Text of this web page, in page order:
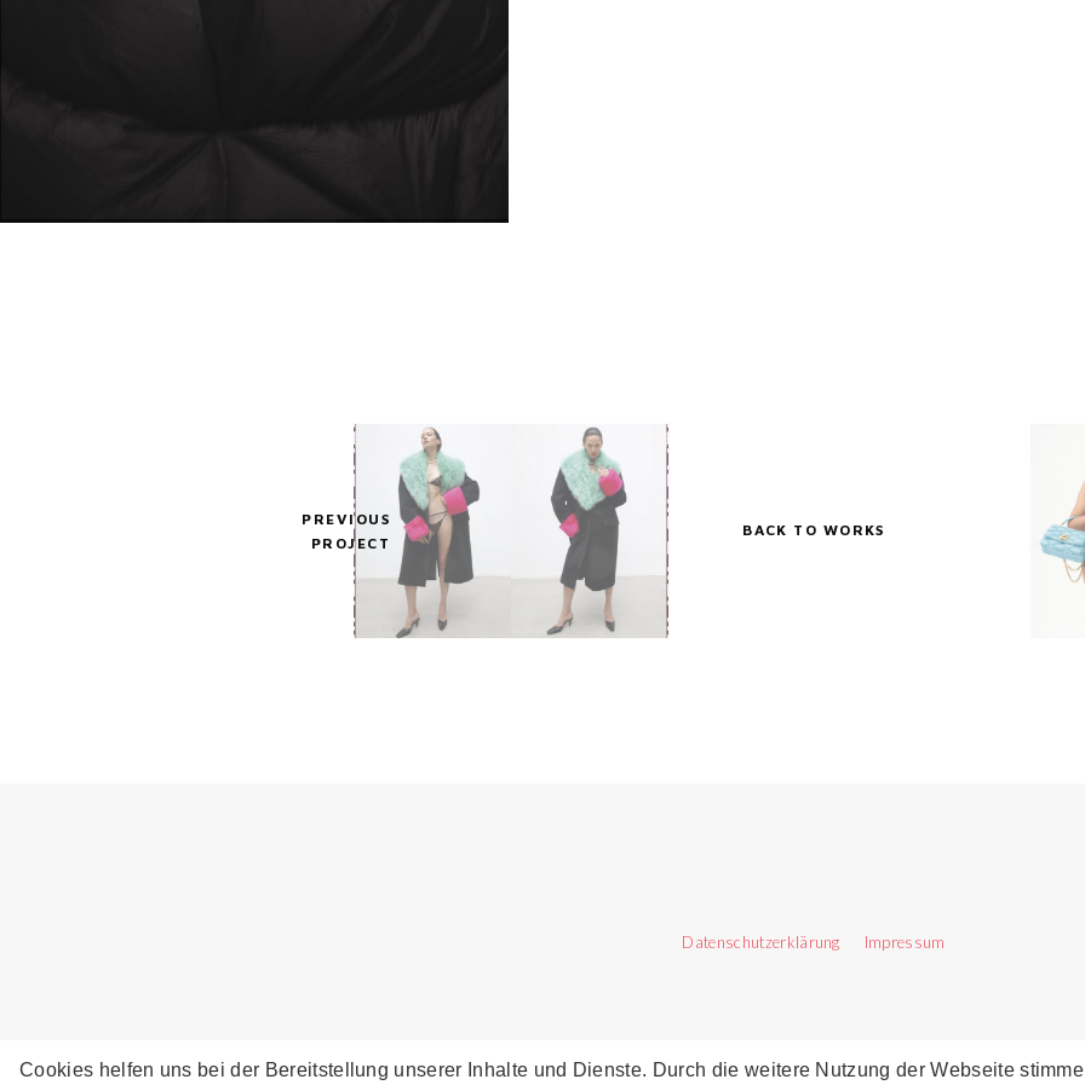
Cookies helfen uns bei der Bereitstellung unserer Inhalte und Dienste. Durch die weitere Nutzung der Webseite
PREVIOUS
PROJECT
BACK TO WORKS
Datenschutzerklärung Impressum
BACK TO TOP